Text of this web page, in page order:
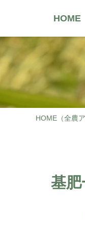
HOME
HOME （全農
基